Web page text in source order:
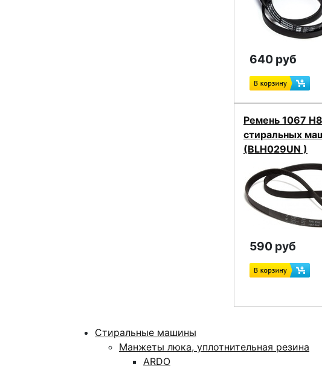
640 руб
Ремень 1067
стиральных
(BLH029UN )
590 руб
Стиральные машины
Манжеты люка, уплотнительная резина
ARDO